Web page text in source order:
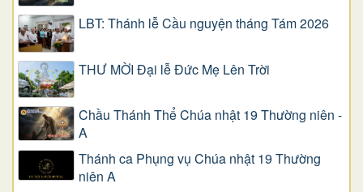
LBT: Thánh lễ Cầu nguyện tháng Tám 2026
THƯ MỜI Đại lễ Đức Mẹ Lên Trời
Chầu Thánh Thể Chúa nhật 19 Thường niên -
A
Thánh ca Phụng vụ Chúa nhật 19 Thường
niên A